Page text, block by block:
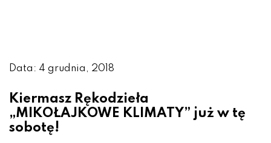
Data: 4 grudnia, 2018
Kiermasz Rękodzieła
„MIKOŁAJKOWE KLIMATY” już w tę
sobotę!